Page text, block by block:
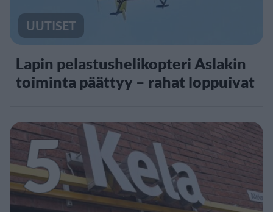
UUTISET
Lapin pelastushelikopteri Aslakin
toiminta päättyy – rahat loppuivat
5